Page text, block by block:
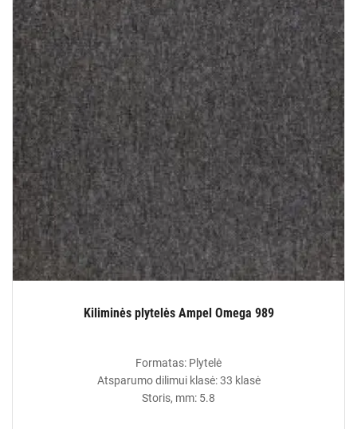
Kiliminės plytelės Ampel Omega 989
Formatas: Plytelė
Atsparumo dilimui klasė: 33 klasė
Storis, mm: 5.8